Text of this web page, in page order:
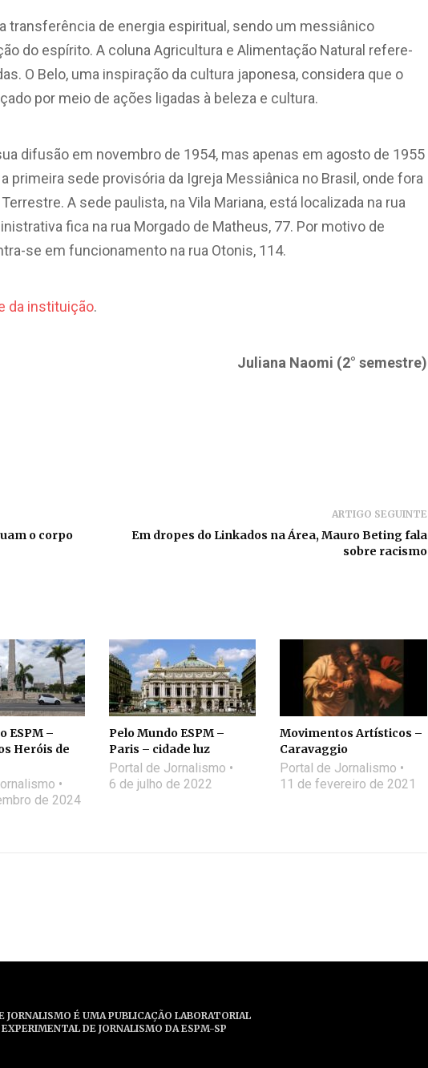
transferência de energia espiritual, sendo um messiânico
do espírito. A coluna Agricultura e Alimentação Natural refere-
O Belo, uma inspiração da cultura japonesa, considera que o
por meio de ações ligadas à beleza e cultura.
difusão em novembro de 1954, mas apenas em agosto de 1955
primeira sede provisória da Igreja Messiânica no Brasil, onde fora
A sede paulista, na Vila Mariana, está localizada na rua
fica na rua Morgado de Matheus, 77. Por motivo de
se em funcionamento na rua Otonis, 114.
da instituição.
Juliana Naomi (2° semestre)
o corpo
ARTIGO SEGUINTE
Em dropes do Linkados na Área, Mauro Beting fala
sobre racismo
ESPM –
Heróis de
de 2024
Pelo Mundo ESPM –
Paris – cidade luz
Portal de Jornalismo
6 de julho de 2022
Movimentos Artísticos –
Caravaggio
Portal de Jornalismo
11 de fevereiro de 2021
JORNALISMO É UMA PUBLICAÇÃO LABORATORIAL
DE JORNALISMO DA ESPM-SP